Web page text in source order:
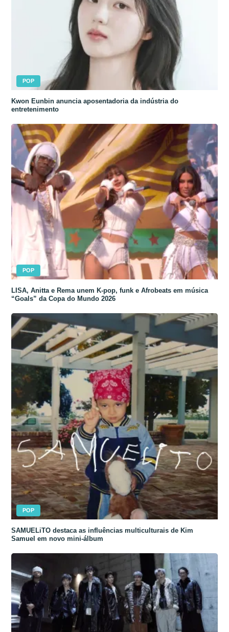
POP
Kwon Eunbin anuncia aposentadoria da indústria do
entretenimento
POP
LISA, Anitta e Rema unem K-pop, funk e Afrobeats em música
“Goals” da Copa do Mundo 2026
POP
SAMUELiTO destaca as influências multiculturais de Kim
Samuel em novo mini-álbum